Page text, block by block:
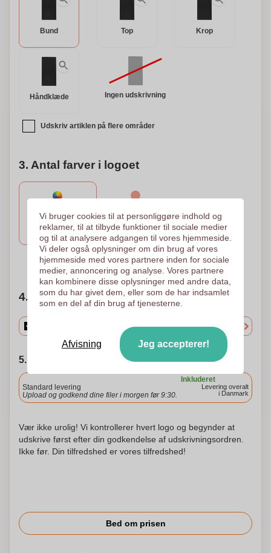
Bund Top Krop
Håndklæde Ingen udskrivning
Udskriv artiklen på flere områder
3. Antal farver i logoet
Quadrichromia -
Processen
Digital overførsel
300 x 215 mm
1 Farve
Sérigrafisk overførsel
300 x 310 mm
Brug for hjælp?Hjælp mig med at vælge
4. Vælg mængden
5. Vælg forsendelsesdato
Inkluderet
Standard levering
Upload og godkend dine filer i morgen før 9:30.
Levering overalt
i Danmark
Vær ikke urolig! Vi kontrollerer hvert logo og begynder at
udskrive først efter din godkendelse af udskrivningsordren.
Ikke før. Din tilfredshed er vores tilfredshed!
Bed om prisen
Vi bruger cookies til at personliggøre indhold og
reklamer, til at tilbyde funktioner til sociale medier
og til at analysere adgangen til vores hjemmeside.
Vi deler også oplysninger om din brug af vores
hjemmeside med vores partnere inden for sociale
medier, annoncering og analyse. Vores partnere
kan kombinere disse oplysninger med andre data,
som du har givet dem, eller som de har indsamlet
som en del af din brug af tjenesterne.
Afvisning Jeg accepterer!